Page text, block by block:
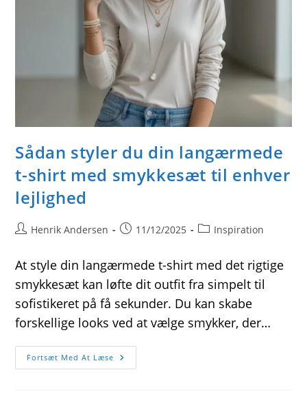
Sådan styler du din langærmede
t-shirt med smykkesæt til enhver
lejlighed
PostHenrik Andersen
Post11/12/2025
PostInspiration
At style din langærmede t-shirt med det rigtige
smykkesæt kan løfte dit outfit fra simpelt til
sofistikeret på få sekunder. Du kan skabe
forskellige looks ved at vælge smykker, der…
Fortsæt Med At Læse Sådan
Styler